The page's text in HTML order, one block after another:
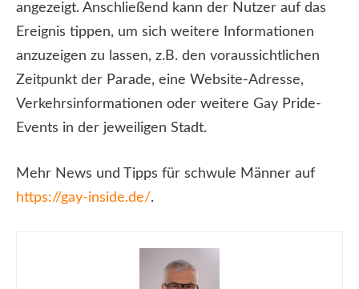
angezeigt. Anschließend kann der Nutzer auf das
Ereignis tippen, um sich weitere Informationen
anzuzeigen zu lassen, z.B. den voraussichtlichen
Zeitpunkt der Parade, eine Website-Adresse,
Verkehrsinformationen oder weitere Gay Pride-
Events in der jeweiligen Stadt.
Mehr News und Tipps für schwule Männer auf
https://gay-inside.de/.